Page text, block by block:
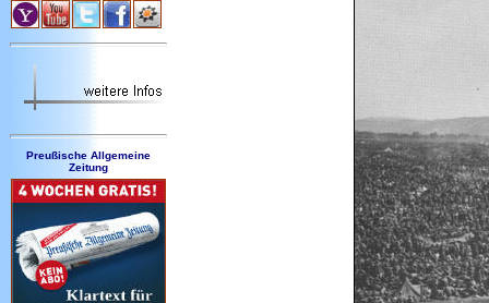
Preußische Allgemeine
Zeitung